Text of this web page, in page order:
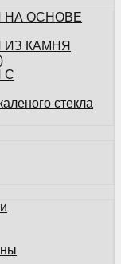
камеры
НА ОСНОВЕ
ИЗ КАМНЯ
С
стекла